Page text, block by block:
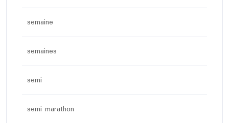
semaine
semaines
semi
semi marathon